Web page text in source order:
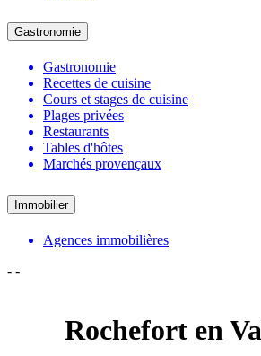
Gastronomie
Gastronomie
Recettes de cuisine
Cours et stages de cuisine
Plages privées
Restaurants
Tables d'hôtes
Marchés provençaux
Immobilier
Agences immobilières
- -
Rochefort en